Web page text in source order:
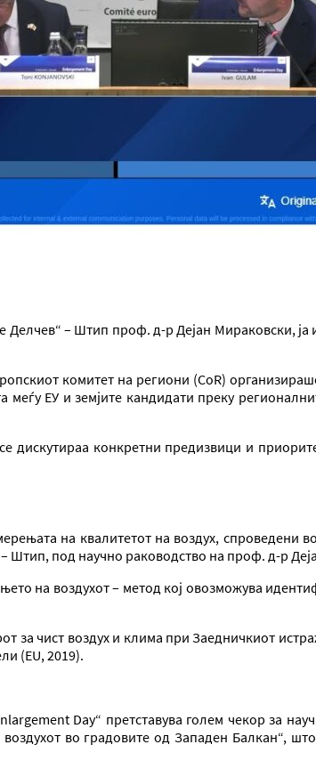
– Штип проф. д-р Дејан Мираковски,
комитет на региони (CoR)
ЕУ и земјите кандидати преку
дискутираа конкретни предизвици и
на квалитетот на воздух, спроведени
Штип, под научно раководство на проф. д-р
на воздухот – метод кој овозможува
чист воздух и клима при Заедничкиот
(EU, 2019).
Day“ претставува голем чекор за
во градовите од Западен Балкан“,